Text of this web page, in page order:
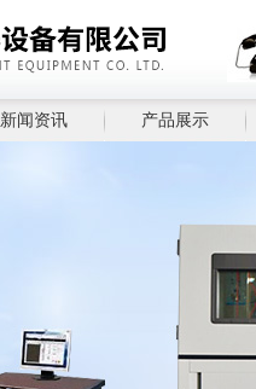
新闻资讯 产品展示